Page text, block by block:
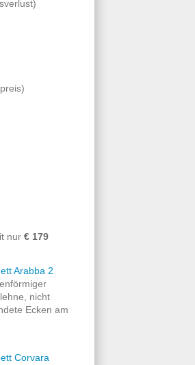
nur € 179
Arabba 2
nicht
Ecken am
Corvara